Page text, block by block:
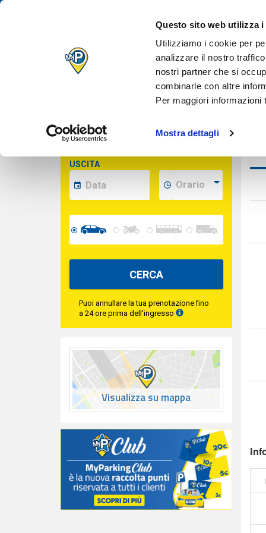
Questo sito web utilizza i
Utilizziamo i cookie per
analizzare il nostro
nostri partner che si
combinarle con altre
Per maggiori
Mostra dettagli
IL TUO
QUANDO VUOI
Inserisci le date per calcolare il prezzo
USCITA
CERCA
Puoi annullare la tua prenotazione fino
a 24 ore prima dell'ingresso
Visualizza su mappa